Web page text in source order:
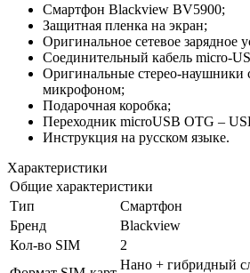
Смартфон Blackview BV5900;
Защитная пленка на экран;
Оригинальное сетевое зарядное
Соединительный кабель micro-
Оригинальные стерео-
микрофоном;
Подарочная коробка;
Переходник microUSB OTG –
Инструкция на русском языке.
Характеристики
Общие характеристики
Тип
Смартфон
Бренд
Blackview
Кол-во SIM
2
Нано + гибридный